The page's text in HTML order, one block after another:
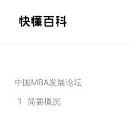
中国MBA发展论坛
1
简要概况